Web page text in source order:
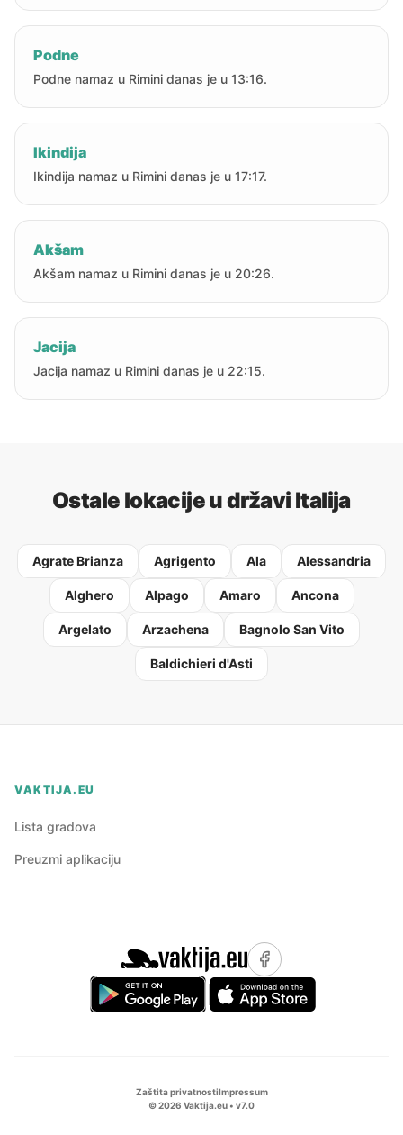
Podne
Podne namaz u Rimini danas je u 13:16.
Ikindija
Ikindija namaz u Rimini danas je u 17:17.
Akšam
Akšam namaz u Rimini danas je u 20:26.
Jacija
Jacija namaz u Rimini danas je u 22:15.
Ostale lokacije u državi Italija
Agrate Brianza Agrigento Ala Alessandria
Alghero Alpago Amaro Ancona
Argelato Arzachena Bagnolo San Vito
Baldichieri d'Asti
VAKTIJA.EU
Lista gradova
Preuzmi aplikaciju
Zaštita privatnostiImpressum
©2026 Vaktija.eu • v7.0